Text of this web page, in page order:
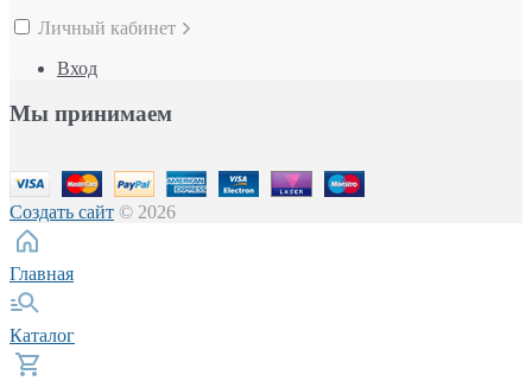
Личный кабинет
Вход
Мы принимаем
Создать сайт © 2026
Главная
Каталог